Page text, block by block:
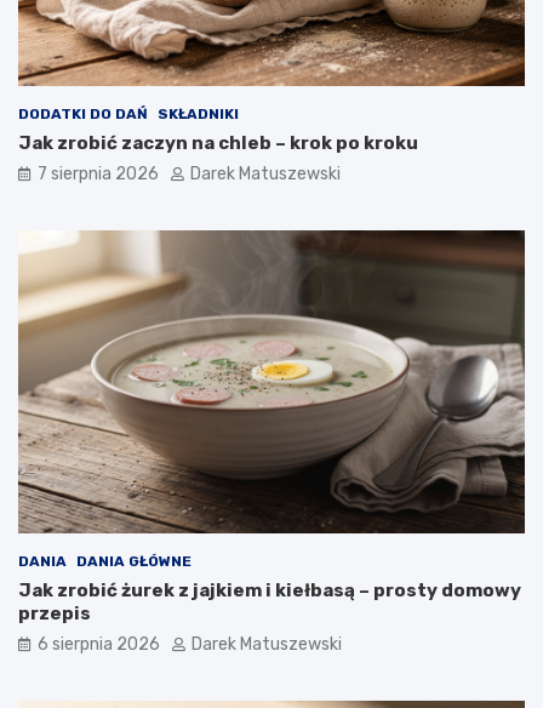
w
p
ł
y
a
n
a
o
ś
ć
s
ż
o
n
y
c
h
p
o
t
r
a
w
DODATKI DO DAŃ SKŁADNIKI
Jak zrobić zaczyn na chleb – krok po kroku
7 sierpnia 2026 Darek Matuszewski
DANIA DANIA GŁÓWNE
Jak zrobić żurek z jajkiem i kiełbasą – prosty domowy
przepis
6 sierpnia 2026 Darek Matuszewski